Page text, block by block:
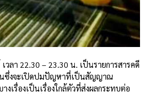
วลา 22.30 – 23.30 น. เป็นรายการสารคดี
นซึ่งจะเปิดปมปัญหาที่เป็นสัญญาณ
งเรื่องเป็นเรื่องใกล้ตัวที่ส่งผลกระทบต่อ